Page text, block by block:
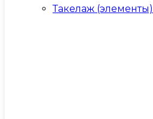
Такелаж (элементы)